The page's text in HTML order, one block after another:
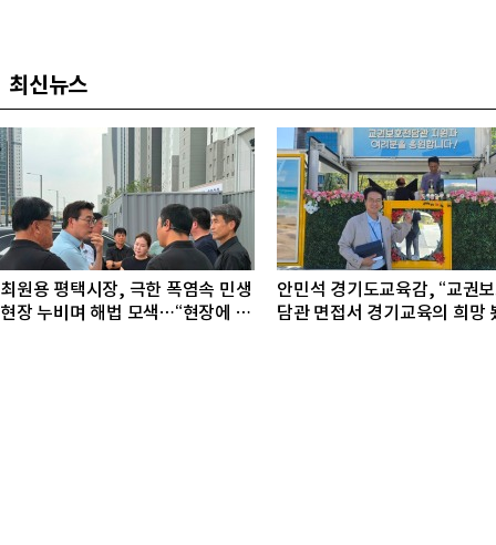
최신뉴스
최원용 평택시장, 극한 폭염속 민생
현장 누비며 해법 모색…“현장에 답
안민석 경기도교육감, “교권
담관 면접서 경기교육의 희망